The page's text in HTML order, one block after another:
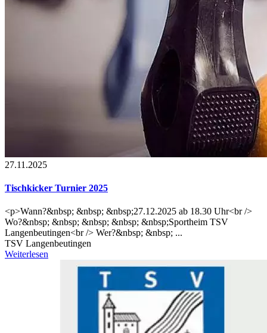
27.11.2025
Tischkicker Turnier 2025
<p>Wann?&nbsp; &nbsp; &nbsp;27.12.2025 ab 18.30 Uhr<br />
Wo?&nbsp; &nbsp; &nbsp; &nbsp; &nbsp;Sportheim TSV
Langenbeutingen<br /> Wer?&nbsp; &nbsp; ...
TSV Langenbeutingen
Weiterlesen